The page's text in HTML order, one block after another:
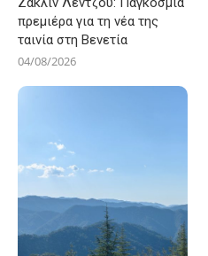
πρεμιέρα για τη νέα της
ταινία στη Βενετία
04/08/2026